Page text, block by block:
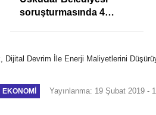
soruşturmasında 4
Dijital Devrim İle Enerji Maliyetlerini
EKONOMI Yayınlanma: 19 Şubat 2019 -